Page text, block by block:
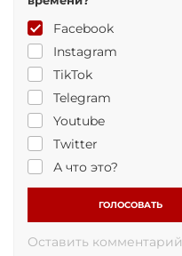
Facebook
Instagram
TikTok
Telegram
Youtube
Twitter
А что это?
ГОЛОСОВАТЬ
Оставить комментарий